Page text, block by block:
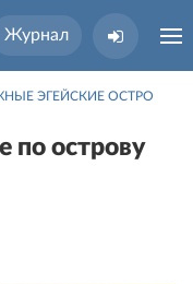
Журнал
ЭГЕЙСКИЕ ОСТРОВА
по острову